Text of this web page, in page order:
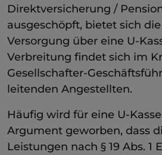
Direktversicherung /
ausgeschöpft, bietet sich
Versorgung über eine U-
Verbreitung findet sich im
Gesellschafter-
leitenden Angestellten.
Häufig wird für eine U-
Argument geworben, dass
Leistungen nach § 19 Abs. 1